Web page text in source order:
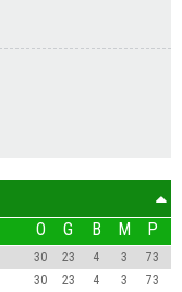
O G B M P
30 23 4 3
73
30 23 4 3
73